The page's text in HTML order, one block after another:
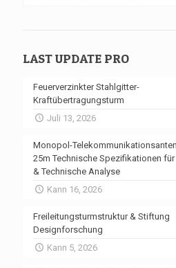
LAST UPDATE PRO
Feuerverzinkter Stahlgitter-
Kraftübertragungsturm
Juli 13, 2026
Monopol-
25m Technische Spezifikationen für
& Technische Analyse
Kann 16, 2026
Freileitungsturmstruktur & Stiftung
Designforschung
Kann 5, 2026